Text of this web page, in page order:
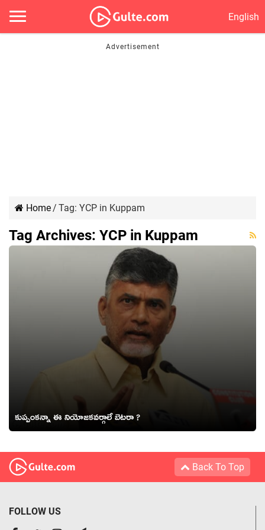
English
Home/ Tag: YCP in Kuppam
Tag Archives: YCP in Kuppam
కుప్పంకన్నా ఈ నియోజకవర్గాలే బెటరా ?
Back To Top
FOLLOW US